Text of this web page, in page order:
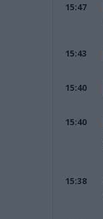
15:47
15:43
15:40
15:40
15:38